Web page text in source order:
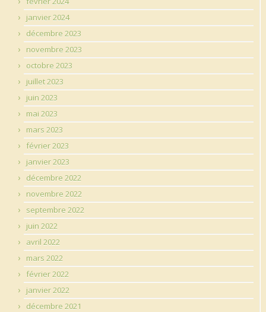
janvier 2024
décembre 2023
novembre 2023
octobre 2023
juillet 2023
juin 2023
mai 2023
mars 2023
février 2023
janvier 2023
décembre 2022
novembre 2022
septembre 2022
juin 2022
avril 2022
mars 2022
février 2022
janvier 2022
décembre 2021